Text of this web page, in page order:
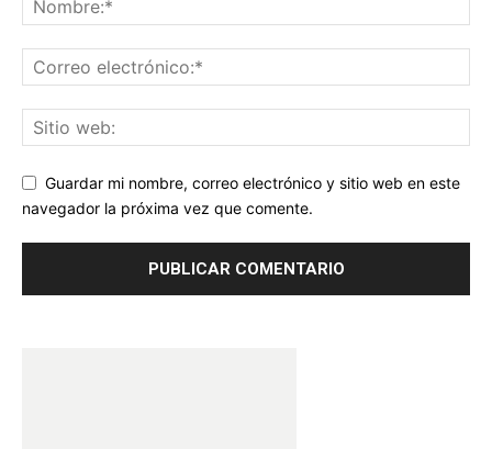
Guardar mi nombre, correo electrónico y sitio web en este
navegador la próxima vez que comente.